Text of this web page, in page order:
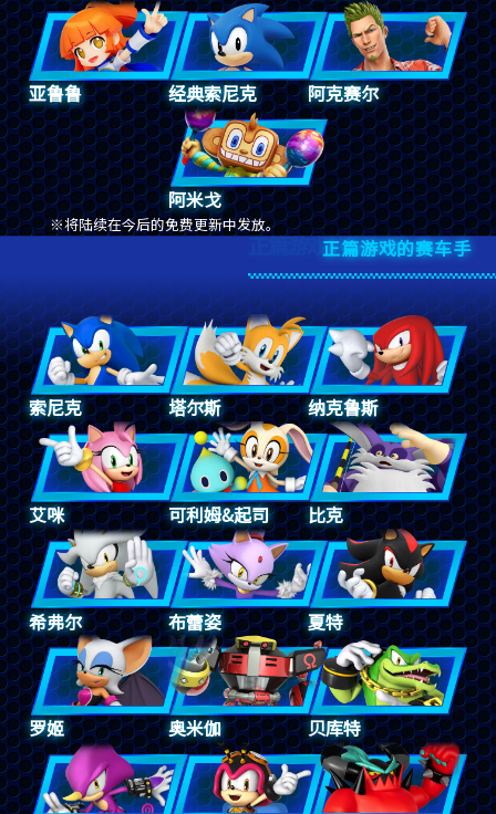
亚鲁鲁 经典索尼克 阿克赛尔
阿米戈
将陆续在今后的免费更新中发放。
正篇游戏的赛车手
正篇游戏的赛车手
索尼克 塔尔斯 纳克鲁斯
艾咪 可利姆&起司 比克
希弗尔 布蕾姿 夏特
罗姬 奥米伽 贝库特